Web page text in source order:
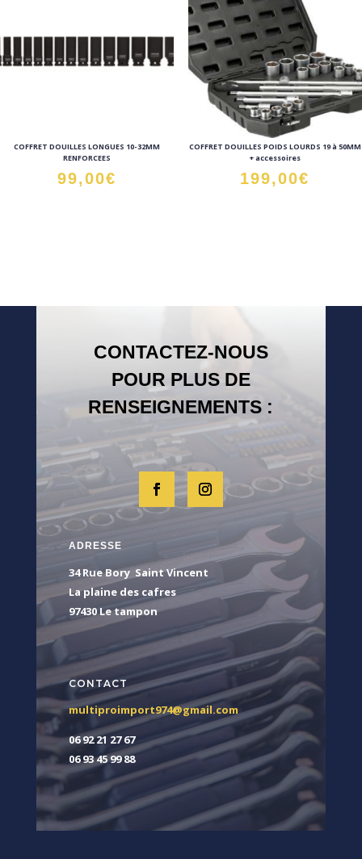
COFFRET DOUILLES LONGUES 10-32MM
RENFORCEES
99,00€
COFFRET DOUILLES POIDS LOURDS 19 à 50MM
+ accessoires
199,00€
CONTACTEZ-NOUS
POUR PLUS DE
RENSEIGNEMENTS :
ADRESSE
34 Rue Bory Saint Vincent
La plaine des cafres
97430 Le tampon
CONTACT
multiproimport974@gmail.com
06 92 21 27 67
06 93 45 99 88